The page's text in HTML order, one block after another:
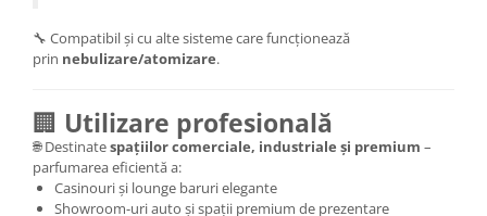
🔧 Compatibil și cu alte sisteme care funcționează
prin nebulizare/atomizare.
🏢 Utilizare profesională
🌐 Destinatespațiilor comerciale, industriale și premium –
parfumarea eficientă a:
Casinouri și lounge baruri elegante
Showroom-uri auto și spații premium de prezentare